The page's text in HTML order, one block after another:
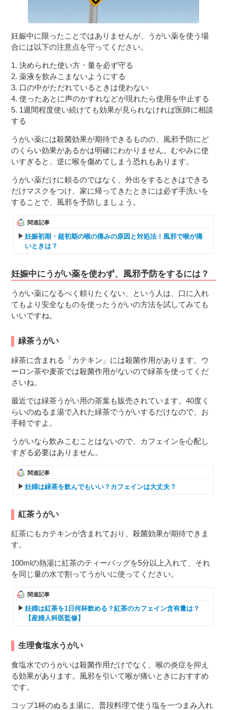
妊娠中に限ったことではありませんが、うがい薬を使う場
合には以下の注意点を守ってください。
1. 決められた使い方・量を必ず守る
2. 薬液を飲みこまないようにする
3. 口の中がただれているときは使わない
4. 使ったあとに声のかすれなどが現れたら使用を中止する
5. 1週間程度使い続けても効果が見られなければ医師に相談
する
うがい薬には殺菌効果が期待できるものの、風邪予防にど
のくらい効果があるかは明確にわかりません。むやみに使
いすぎると、逆に喉を傷めてしまう恐れもあります。
うがい薬だけに頼るのではなく、外出をするときはできる
だけマスクをつけ、家に帰ってきたときには必ず手洗いを
することで、風邪を予防しましょう。
関連記事
妊娠初期・超初期の喉の痛みの原因と対処法！風邪で喉が痛
いときは？
妊娠中にうがい薬を使わず、風邪予防をするには？
うがい薬になるべく頼りたくない、という人は、口に入れ
てもより安全なものを使ったうがいの方法を試してみても
いいですね。
緑茶うがい
緑茶に含まれる「カテキン」には殺菌作用があります。ウ
ーロン茶や麦茶では殺菌作用がないので緑茶を使ってくだ
さいね。
最近では緑茶うがい用の茶葉も販売されています。40度く
らいのぬるま湯で入れた緑茶でうがいするだけなので、お
手軽ですよ。
うがいなら飲みこむことはないので、カフェインを心配し
すぎる必要はありません。
関連記事
妊婦は緑茶を飲んでもいい？カフェインは大丈夫？
紅茶うがい
紅茶にもカテキンが含まれており、殺菌効果が期待できま
す。
100mlの熱湯に紅茶のティーバッグを5分以上入れて、それ
を同じ量の水で割ってうがいに使ってください。
関連記事
妊婦は紅茶を1日何杯飲める？紅茶のカフェイン含有量は？
【産婦人科医監修】
生理食塩水うがい
食塩水でのうがいは殺菌作用だけでなく、喉の炎症を抑え
る効果があります。風邪を引いて喉が痛いときにおすすめ
です。
コップ1杯のぬるま湯に、普段料理で使う塩を一つまみ入れ